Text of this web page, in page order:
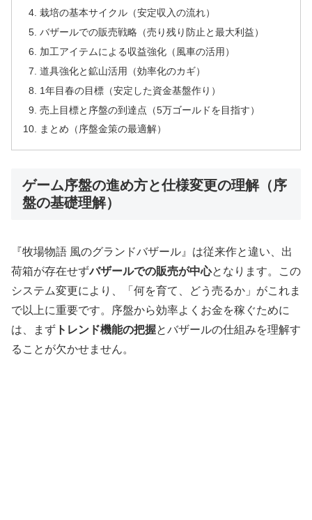
栽培の基本サイクル（安定収入の流れ）
バザールでの販売戦略（売り残り防止と最大利益）
加工アイテムによる収益強化（風車の活用）
道具強化と鉱山活用（効率化のカギ）
1年目春の目標（安定した資金基盤作り）
売上目標と序盤の到達点（5万ゴールドを目指す）
まとめ（序盤金策の最適解）
ゲーム序盤の進め方と仕様変更の理解（序
盤の基礎理解）
『牧場物語 風のグランドバザール』は従来作と違い、出
荷箱が存在せずバザールでの販売が中心となります。この
システム変更により、「何を育て、どう売るか」がこれま
で以上に重要です。序盤から効率よくお金を稼ぐために
は、まず トレンド機能の把握とバザールの仕組みを理解す
ることが欠かせません。